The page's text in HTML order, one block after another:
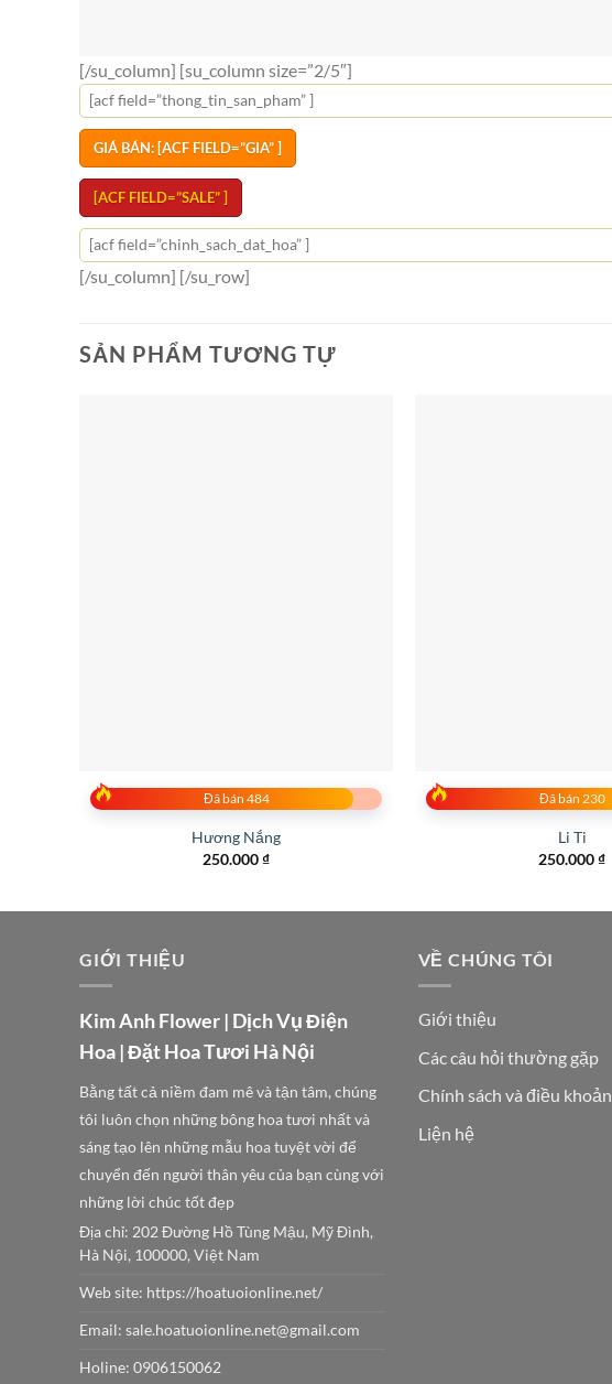
[/su_column] [su_column size=”2/5″]
[acf field=”thong_tin_san_pham” ]
GIÁ BÁN: [ACF FIELD=”GIA” ]
[ACF FIELD=”SALE” ]
[acf field=”chinh_sach_dat_hoa” ]
[/su_column] [/su_row]
SẢN PHẨM TƯƠNG TỰ
Đã bán 484
Hương Nắng
250.000₫
Đã bán 230
Li Ti
250.000₫
GIỚI THIỆU
Kim Anh Flower | Dịch Vụ Điện
Hoa | Đặt Hoa Tươi Hà Nội
Bằng tất cả niềm đam mê và tận tâm, chúng
tôi luôn chọn những bông hoa tươi nhất và
sáng tạo lên những mẫu hoa tuyệt vời để
chuyển đến người thân yêu của bạn cùng với
những lời chúc tốt đẹp
Địa chỉ: 202 Đường Hồ Tùng Mậu, Mỹ Đình,
Hà Nội, 100000, Việt Nam
Web site: https://hoatuoionline.net/
Email: sale.hoatuoionline.net@gmail.com
Holine: 0906150062
VỀ CHÚNG TÔI
Giới thiệu
Các câu hỏi thường gặp
Chính sách và điều khoản
Liện hệ